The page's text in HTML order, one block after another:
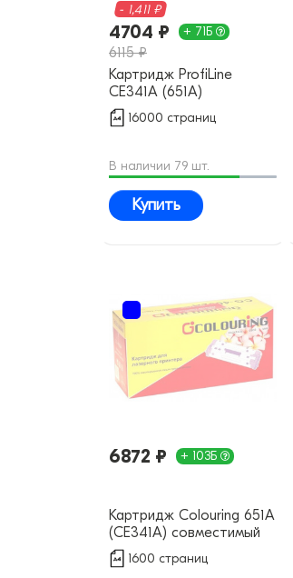
- 1,411 ₽
4704 ₽ + 71Б
6115 ₽
Картридж ProfiLine
CE341A (651A)
совместимый
16000 страниц
В наличии 79 шт.
Купить
6872 ₽ + 103Б
Картридж Colouring 651А
(CE341A) совместимый
1600 страниц